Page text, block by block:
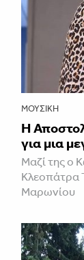
ΜΟΥΣΙΚΉ
Η
για μια
Μαζί της ο
Κλεοπάτρα
Μαρωνίου